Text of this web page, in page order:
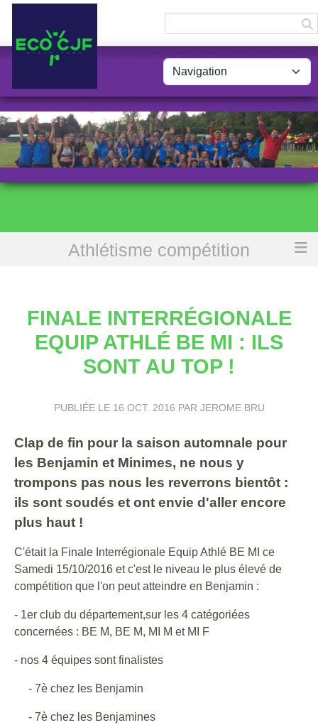
Athlétisme compétition
Finale Interrégionale Equip Athlé BE MI : Ils sont au top !
FINALE INTERRÉGIONALE
EQUIP ATHLÉ BE MI : ILS
SONT AU TOP !
PUBLIÉE LE 16 OCT. 2016 PAR JEROME BRU
Clap de fin pour la saison automnale pour
les Benjamin et Minimes, ne nous y
trompons pas nous les reverrons bientôt :
ils sont soudés et ont envie d'aller encore
plus haut !
C'était la Finale Interrégionale Equip Athlé BE MI ce
Samedi 15/10/2016 et c'est le niveau le plus élevé de
compétition que l'on peut atteindre en Benjamin :
- 1er club du département,sur les 4 catégoriées
concernées : BE M, BE M, MI M et MI F
- nos 4 équipes sont finalistes
- 7è chez les Benjamin
- 7è chez les Benjamines